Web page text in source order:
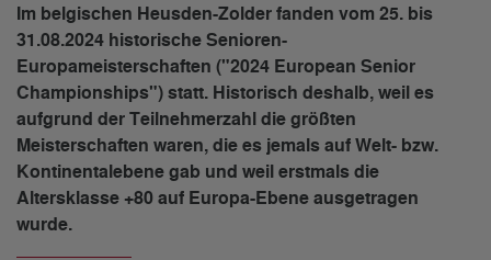
Im belgischen Heusden-Zolder fanden vom 25. bis
31.08.2024 historische Senioren-
Europameisterschaften ("2024 European Senior
Championships") statt. Historisch deshalb, weil es
aufgrund der Teilnehmerzahl die größten
Meisterschaften waren, die es jemals auf Welt- bzw.
Kontinentalebene gab und weil erstmals die
Altersklasse +80 auf Europa-Ebene ausgetragen
wurde.